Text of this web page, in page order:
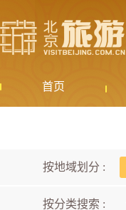
首页
按地域划分 :
按分类搜索 :